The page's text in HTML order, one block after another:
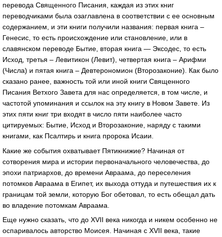
перевода Священного Писания, каждая из этих книг
переводчиками была озаглавлена в соответствии с ее основным
содержанием, и эти книги получили названия: первая книга –
Генесис, то есть происхождение или становление, или в
славянском переводе Бытие, вторая книга — Эксодес, то есть
Исход, третья – Левитикон (Левит), четвертая книга – Арифми
(Числа) и пятая книга – Девтерономион (Второзаконие). Как было
сказано ранее, важность той или иной книги Священного
Писания Ветхого Завета для нас определяется, в том числе, и
частотой упоминания и ссылок на эту книгу в Новом Завете. Из
этих пяти книг три входят в число пяти наиболее часто
цитируемых: Бытие, Исход и Второзаконие, наряду с такими
книгами, как Псалтирь и книга пророка Исаии.
Какие же события охватывает Пятикнижие? Начиная от
сотворения мира и истории первоначального человечества, до
эпохи патриархов, до времени Авраама, до переселения
потомков Авраама в Египет, их выхода оттуда и путешествия их к
границам той земли, которую Бог обетовал, то есть обещал дать
во владение потомкам Авраама.
Еще нужно сказать, что до XVII века никогда и никем особенно не
оспаривалось авторство Моисея. Начиная с XVII века, такие